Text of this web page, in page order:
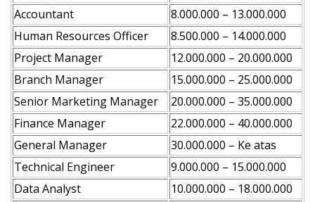
Accountant
8.000.000 – 13.000.000
Human Resources Officer
8.500.000 – 14.000.000
Project Manager
12.000.000 – 20.000.000
Branch Manager
15.000.000 – 25.000.000
Senior Marketing Manager
20.000.000 – 35.000.000
Finance Manager
22.000.000 – 40.000.000
General Manager
30.000.000 – Ke atas
Technical Engineer
9.000.000 – 15.000.000
Data Analyst
10.000.000 – 18.000.000